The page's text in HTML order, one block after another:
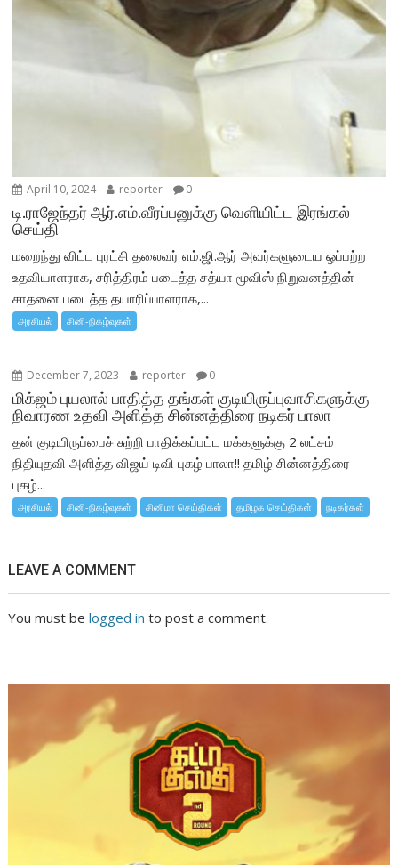
April 10, 2024 reporter 0
டி.ராஜேந்தர் ஆர்.எம்.வீரப்பனுக்கு வெளியிட்ட இரங்கல்
செய்தி
மறைந்து விட்ட புரட்சி தலைவர் எம்.ஜி.ஆர் அவர்களுடைய ஒப்பற்ற
உதவியாளராக, சரித்திரம் படைத்த சத்யா மூவிஸ் நிறுவனத்தின்
சாதனை படைத்த தயாரிப்பாளராக,...
அரசியல் சினி-நிகழ்வுகள்
December 7, 2023 reporter 0
மிக்ஜம் புயலால் பாதித்த தங்கள் குடியிருப்புவாசிகளுக்கு
நிவாரண உதவி அளித்த சின்னத்திரை நடிகர் பாலா
தன் குடியிருப்பைச் சுற்றி பாதிக்கப்பட்ட மக்களுக்கு 2 லட்சம்
நிதியுதவி அளித்த விஜய் டிவி புகழ் பாலா!! தமிழ் சின்னத்திரை
புகழ்...
அரசியல் சினி-நிகழ்வுகள் சினிமா செய்திகள் தமிழக செய்திகள் நடிகர்கள்
LEAVE A COMMENT
You must belogged in to post a comment.